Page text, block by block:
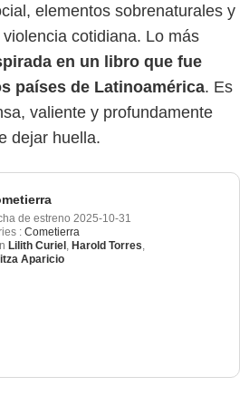
elementos sobrenaturales y
cotidiana. Lo más
en un libro que fue
países de Latinoamérica. Es
valiente y profundamente
dejar huella.
de estreno 2025-10-31
: Cometierra
Lilith Curiel Harold Torres
Aparicio